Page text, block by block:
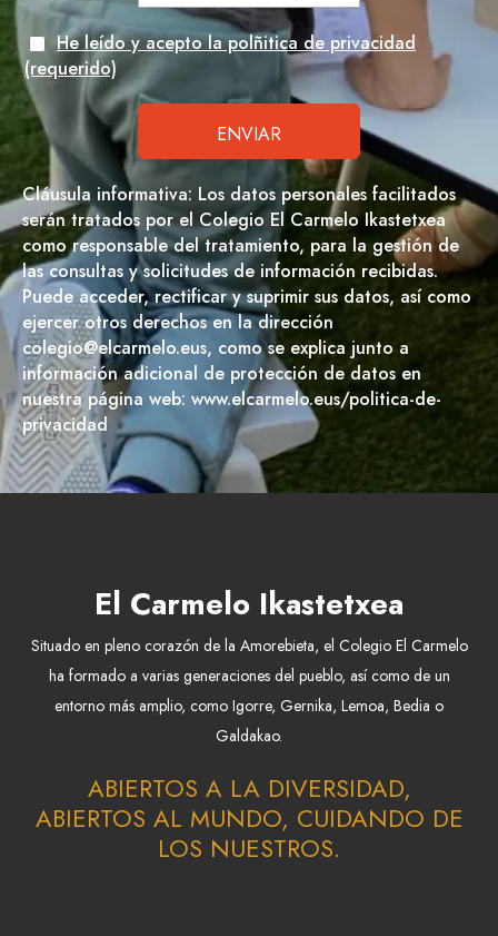
He leído y acepto la polñitica de privacidad
(requerido)
Cláusula informativa: Los datos personales facilitados
serán tratados por el Colegio El Carmelo Ikastetxea
como responsable del tratamiento, para la gestión de
las consultas y solicitudes de información recibidas.
Puede acceder, rectificar y suprimir sus datos, así como
ejercer otros derechos en la dirección
colegio@elcarmelo.eus, como se explica junto a
información adicional de protección de datos en
nuestra página web: www.elcarmelo.eus/politica-de-
privacidad
El Carmelo Ikastetxea
Situado en pleno corazón de la Amorebieta, el Colegio El Carmelo
ha formado a varias generaciones del pueblo, así como de un
entorno más amplio, como Igorre, Gernika, Lemoa, Bedia o
Galdakao.
ABIERTOS A LA DIVERSIDAD,
ABIERTOS AL MUNDO, CUIDANDO DE
LOS NUESTROS.